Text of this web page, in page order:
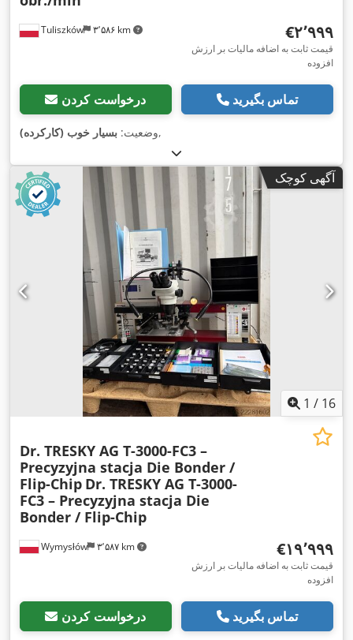
Tuliszków ۳٬۵۸۶ km ‎€۲٬۹۹۹
قیمت ثابت به اضافه مالیات بر ارزش
افزوده
درخواست کردن تماس بگیرید
وضعیت: بسیار خوب (کارکرده) ,
آگهی کوچک
1 / 16
Wymysłów ۳٬۵۸۷ km
Dr. TRESKY AG T-3000-FC3 –
Precyzyjna stacja Die Bonder /
Flip-Chip Dr. TRESKY AG T-3000-
FC3 – Precyzyjna stacja Die
Bonder / Flip-Chip
‎€۱۹٬۹۹۹
قیمت ثابت به اضافه مالیات بر ارزش
افزوده
درخواست کردن تماس بگیرید